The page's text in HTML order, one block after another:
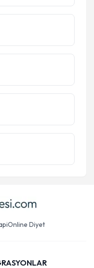
Online Diyet